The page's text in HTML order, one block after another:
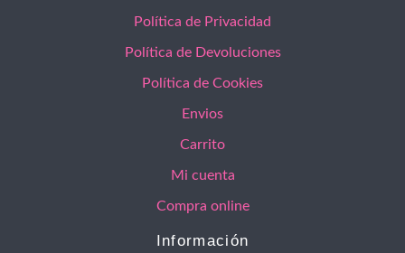
Política de Privacidad
Política de Devoluciones
Política de Cookies
Envios
Carrito
Mi cuenta
Compra online
Información